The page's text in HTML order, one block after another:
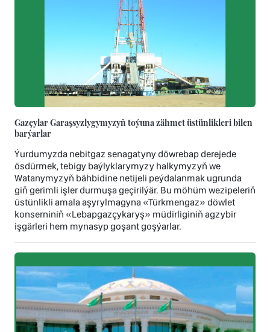
Gazçylar Garaşsyzlygymyzyň toýuna zähmet üstünlikleri bilen
barýarlar
Ýurdumyzda nebitgaz senagatyny döwrebap derejede
ösdürmek, tebigy baýlyklarymyzy halkymyzyň we
Watanymyzyň bähbidine netijeli peýdalanmak ugrunda
giň gerimli işler durmuşa geçirilýär. Bu möhüm wezipeleriň
üstünlikli amala aşyrylmagyna «Türkmengaz» döwlet
konserniniň «Lebapgazçykaryş» müdirliginiň agzybir
işgärleri hem mynasyp goşant goşýarlar.